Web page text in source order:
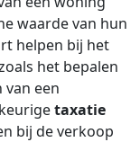
waarde van hun
helpen bij het
het bepalen
een
taxatie
bij de verkoop